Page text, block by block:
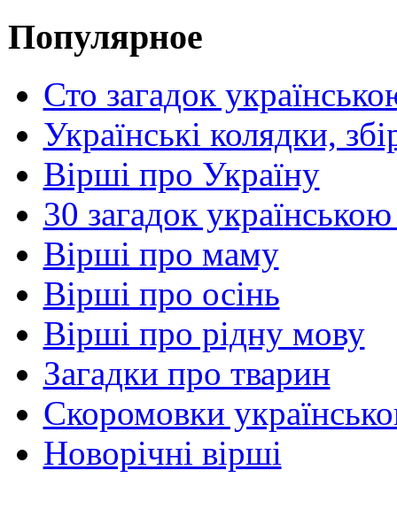
Популярное
Сто загадок
Українські колядки,
Вірші про Україну
30 загадок
Вірші про маму
Вірші про осінь
Вірші про рідну мову
Загадки про тварин
Скоромовки
Новорічні вірші